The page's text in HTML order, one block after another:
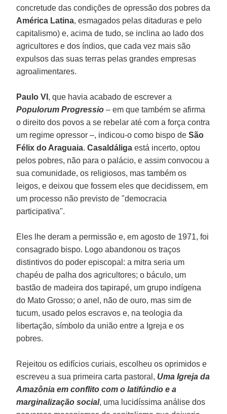
concretude das condições de opressão dos pobres da
América Latina, esmagados pelas ditaduras e pelo
capitalismo) e, acima de tudo, se inclina ao lado dos
agricultores e dos índios, que cada vez mais são
expulsos das suas terras pelas grandes empresas
agroalimentares.
Paulo VI , que havia acabado de escrever a
Populorum Progressio– em que também se afirma
o direito dos povos a se rebelar até com a força contra
um regime opressor –, indicou-o como bispo deSão
Félix do Araguaia.Casaldáligaestá incerto, optou
pelos pobres, não para o palácio, e assim convocou a
sua comunidade, os religiosos, mas também os
leigos, e deixou que fossem eles que decidissem, em
um processo não previsto de "democracia
participativa".
Eles lhe deram a permissão e, em agosto de 1971, foi
consagrado bispo. Logo abandonou os traços
distintivos do poder episcopal: a mitra seria um
chapéu de palha dos agricultores; o báculo, um
bastão de madeira dos tapirapé, um grupo indígena
do Mato Grosso; o anel, não de ouro, mas sim de
tucum, usado pelos escravos e, na teologia da
libertação, símbolo da união entre a Igreja e os
pobres.
Rejeitou os edifícios curiais, escolheu os oprimidos e
escreveu a sua primeira carta pastoral, Uma Igreja da
Amazônia em conflito com o latifúndio e a
marginalização social, uma lucidíssima análise dos